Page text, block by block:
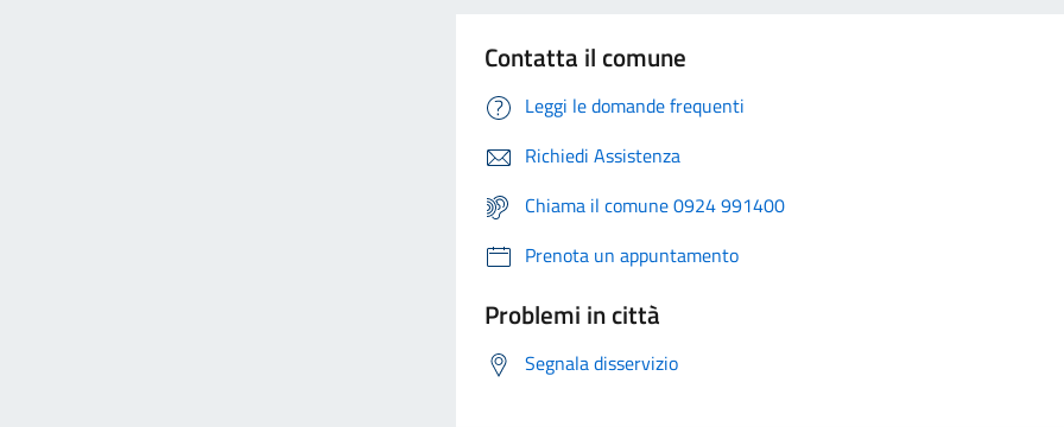
Contatta il comune
Leggi le domande frequenti
Richiedi Assistenza
Chiama il comune 0924 991400
Prenota un appuntamento
Problemi in città
Segnala disservizio